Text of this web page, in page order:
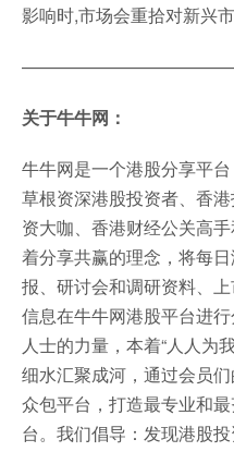
影响时,市场会重拾对新兴
关于牛牛网：
牛牛网是一个港股分享平台
草根资深港股投资者、香
资大咖、香港财经公关高
着分享共赢的理念，将每
报、研讨会和调研资料、
信息在牛牛网港股平台进
人士的力量，本着“人人为
细水汇聚成河，通过会员
众包平台，打造最专业和
台。我们倡导：发现港股投